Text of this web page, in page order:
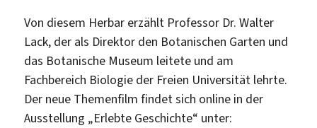
Von diesem Herbar erzählt Professor Dr. Walter
Lack, der als Direktor den Botanischen Garten und
das Botanische Museum leitete und am
Fachbereich Biologie der Freien Universität lehrte.
Der neue Themenfilm findet sich online in der
Ausstellung „Erlebte Geschichte“ unter: